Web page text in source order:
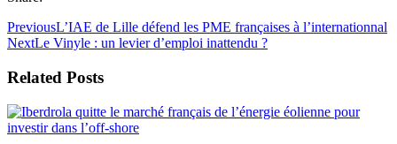
PreviousL’IAE de Lille défend les PME françaises à l’internationnal
NextLe Vinyle : un levier d’emploi inattendu ?
Related Posts